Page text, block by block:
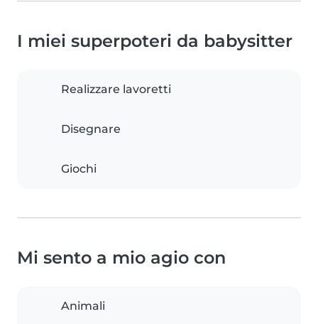
I miei superpoteri da babysitter
Realizzare lavoretti
Disegnare
Giochi
Mi sento a mio agio con
Animali